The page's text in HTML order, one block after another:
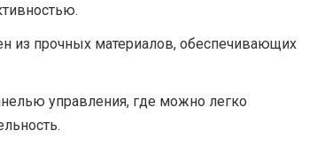
из прочных материалов, обеспечивающих
управления, где можно легко